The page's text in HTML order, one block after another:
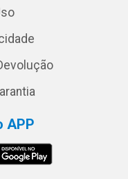
APP